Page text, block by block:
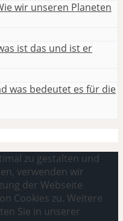
wir unseren Planeten
ist das und ist er
was bedeutet es für die
zu gestalten und
verwenden wir
der Webseite
Cookies zu. Weitere
Sie in unserer